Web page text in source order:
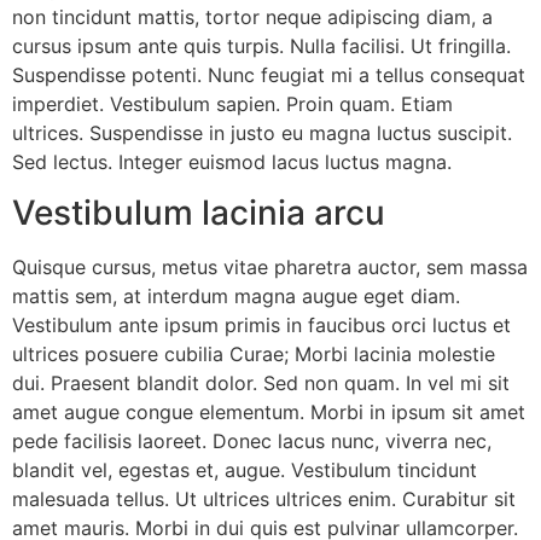
non tincidunt mattis, tortor neque adipiscing diam, a
cursus ipsum ante quis turpis. Nulla facilisi. Ut fringilla.
Suspendisse potenti. Nunc feugiat mi a tellus consequat
imperdiet. Vestibulum sapien. Proin quam. Etiam
ultrices. Suspendisse in justo eu magna luctus suscipit.
Sed lectus. Integer euismod lacus luctus magna.
Vestibulum lacinia arcu
Quisque cursus, metus vitae pharetra auctor, sem massa
mattis sem, at interdum magna augue eget diam.
Vestibulum ante ipsum primis in faucibus orci luctus et
ultrices posuere cubilia Curae; Morbi lacinia molestie
dui. Praesent blandit dolor. Sed non quam. In vel mi sit
amet augue congue elementum. Morbi in ipsum sit amet
pede facilisis laoreet. Donec lacus nunc, viverra nec,
blandit vel, egestas et, augue. Vestibulum tincidunt
malesuada tellus. Ut ultrices ultrices enim. Curabitur sit
amet mauris. Morbi in dui quis est pulvinar ullamcorper.